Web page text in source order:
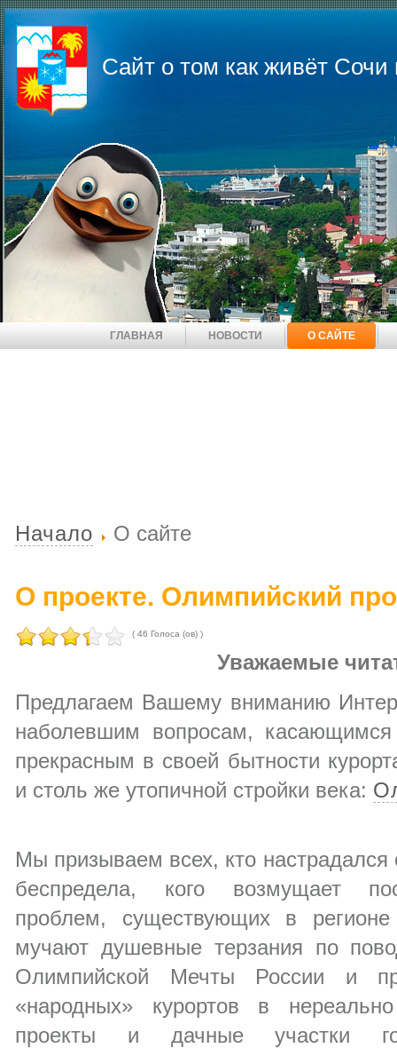
Сайт о том как живёт
ГЛАВНАЯ НОВОСТИ О САЙТЕ
Начало О сайте
О проекте. Олимпийский
( 46 Голоса (ов) )
Уважаемые
Предлагаем Вашему вниманию
наболевшим вопросам,
прекрасным в своей бытности
и столь же утопичной стройки века:
Мы призываем всех, кто настрадался
беспредела, кого возмущает
проблем, существующих в
мучают душевные терзания по
Олимпийской Мечты России и
«народных» курортов в
проекты и дачные участки